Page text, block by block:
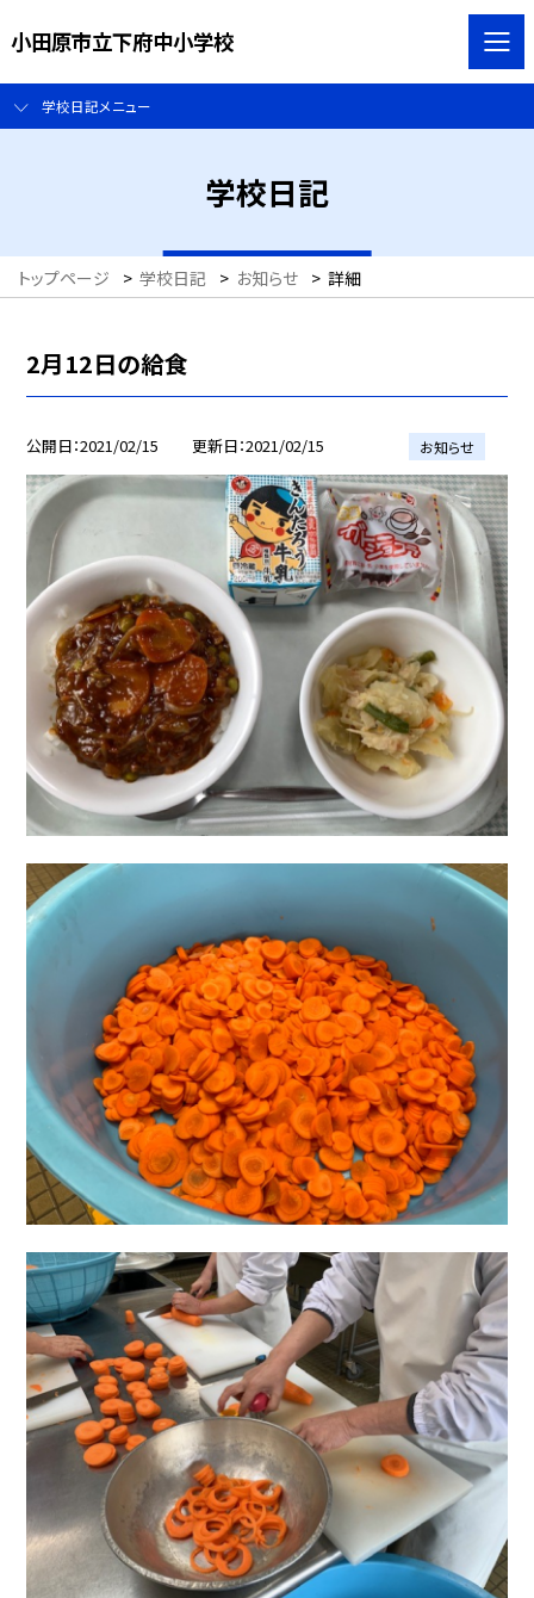
小田原市立下府中小学校
学校日記メニュー
学校日記
トップページ > 学校日記 > お知らせ > 詳細
2月12日の給食
公開日 2021/02/15 更新日 2021/02/15 お知らせ